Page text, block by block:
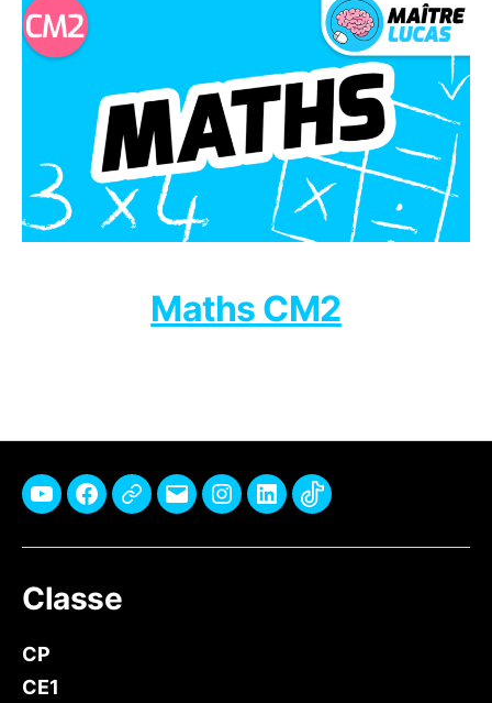
Maths CM2
YoutubeFacebook
Pinterest
E-
Instagram
LinkedinTikTok
Classe
CP
CE1